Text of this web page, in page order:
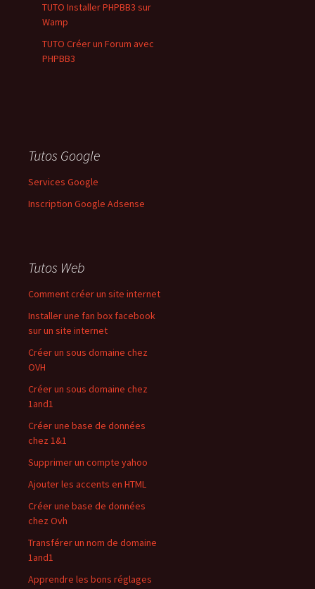
TUTO Installer PHPBB3 sur
Wamp
TUTO Créer un Forum avec
PHPBB3
Tutos Google
Services Google
Inscription Google Adsense
Tutos Web
Comment créer un site internet
Installer une fan box facebook
sur un site internet
Créer un sous domaine chez
OVH
Créer un sous domaine chez
1and1
Créer une base de données
chez 1&1
Supprimer un compte yahoo
Ajouter les accents en HTML
Créer une base de données
chez Ovh
Transférer un nom de domaine
1and1
Apprendre les bons réglages